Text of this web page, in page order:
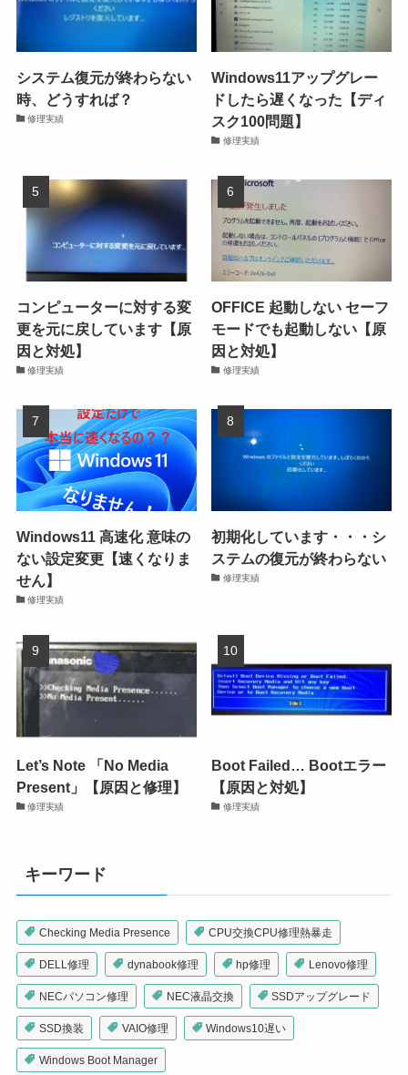
システム復元が終わらない
時、どうすれば？
修理実績
Windows11アップグレー
ドしたら遅くなった【ディ
スク100問題】
修理実績
コンピューターに対する変
更を元に戻しています【原
因と対処】
修理実績
OFFICE 起動しない セーフ
モードでも起動しない【原
因と対処】
修理実績
Windows11 高速化 意味の
ない設定変更【速くなりま
せん】
修理実績
初期化しています・・・シ
ステムの復元が終わらない
修理実績
Let’s Note 「No Media
Present」【原因と修理】
修理実績
Boot Failed… Bootエラー
【原因と対処】
修理実績
キーワード
Checking Media Presence CPU交換CPU修理熱暴走
DELL修理 dynabook修理 hp修理 Lenovo修理
NECパソコン修理 NEC液晶交換 SSDアップグレード
SSD換装 VAIO修理 Windows10遅い
Windows Boot Manager